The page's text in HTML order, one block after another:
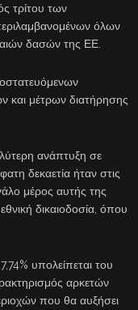
τρίτου των
όλων
δασών της ΕΕ.
και μέτρων διατήρησης
ανάπτυξη σε
δεκαετία ήταν στις
μέρος αυτής της
δικαιοδοσία, όπου
υπολείπεται του
αρκετών
που θα αυξήσει